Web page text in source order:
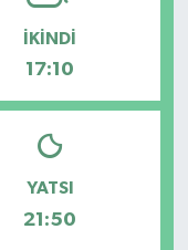
İKINDI
17:10
YATSI
21:50